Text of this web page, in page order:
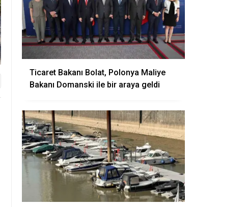
Ticaret Bakanı Bolat, Polonya Maliye
Bakanı Domanski ile bir araya geldi